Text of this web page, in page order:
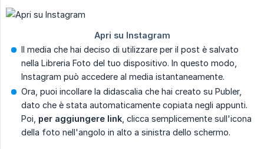
Il media che hai deciso di utilizzare per il post è salvato
nella Libreria Foto del tuo dispositivo. In questo modo,
Instagram può accedere al media istantaneamente.
Ora, puoi incollare la didascalia che hai creato su Publer,
dato che è stata automaticamente copiata negli appunti.
Poi, per aggiungere link , clicca semplicemente sull'icona
della foto nell'angolo in alto a sinistra dello schermo.